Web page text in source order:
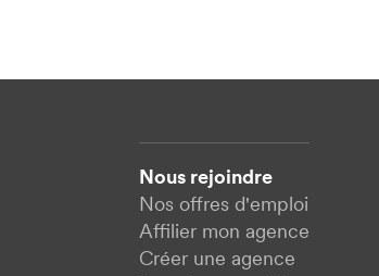
Nous rejoindre
Nos offres d'emploi
Affilier mon agence
Créer une agence